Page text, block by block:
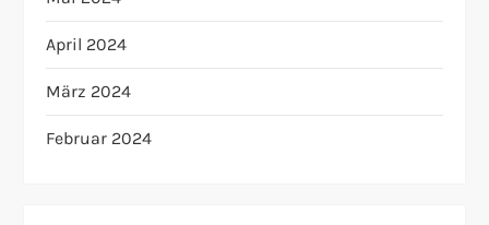
April 2024
März 2024
Februar 2024